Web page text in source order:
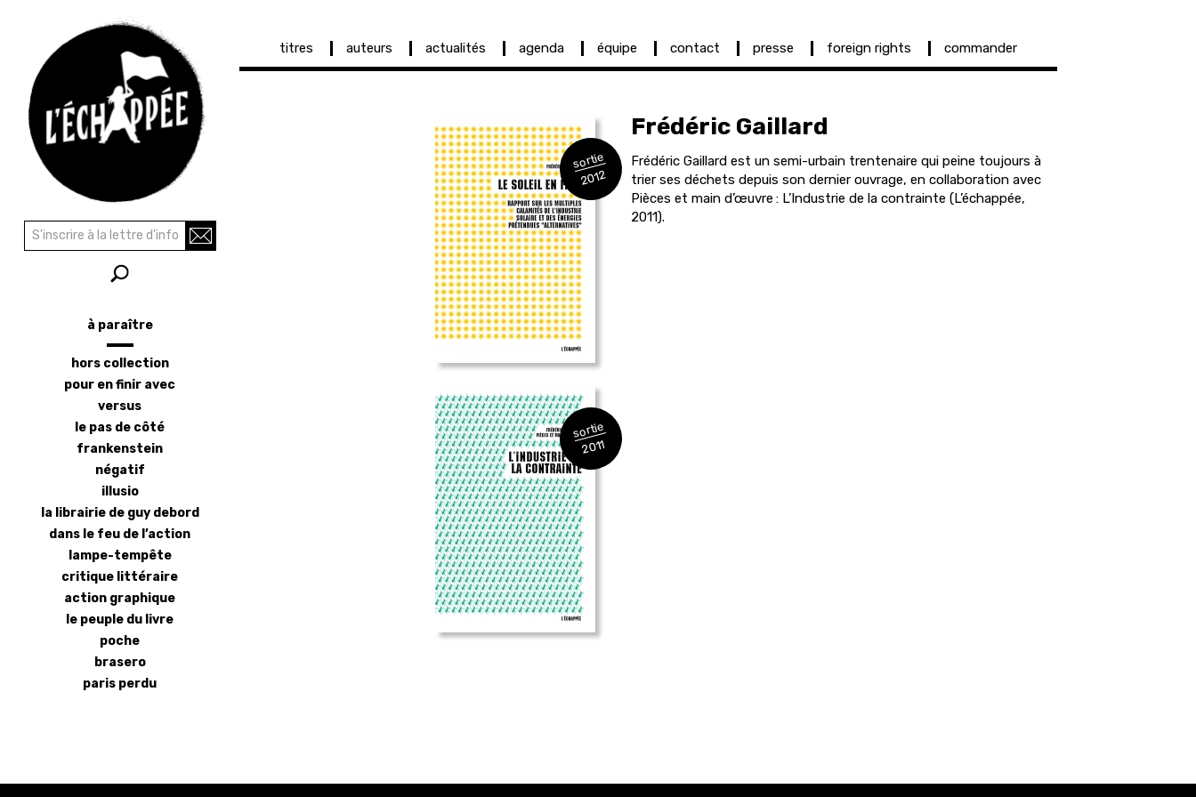
contenu
principal
principale
titres auteurs actualités agenda équipe contact presse foreign rights commander
sortie
2012
sortie
2011
Frédéric Gaillard
Frédéric Gaillard est un semi-urbain trentenaire qui peine toujours à
trier ses déchets depuis son dernier ouvrage, en collaboration avec
Pièces et main d’œuvre : L’Industrie de la contrainte (L’échappée,
2011).
Rechercher
latéral
à paraître
hors collection
pour en finir avec
versus
le pas de côté
frankenstein
négatif
illusio
la librairie de guy debord
dans le feu de l’action
lampe-tempête
critique littéraire
action graphique
le peuple du livre
poche
brasero
paris perdu